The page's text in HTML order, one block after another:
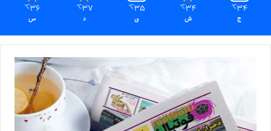
34
℃
ج
34
℃
ش
35
℃
ی
37
℃
د
36
℃
س